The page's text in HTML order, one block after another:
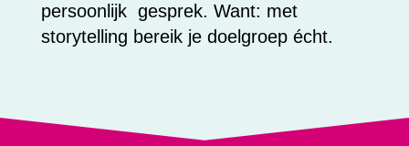
persoonlijk gesprek. Want: met
storytelling bereik je doelgroep écht.